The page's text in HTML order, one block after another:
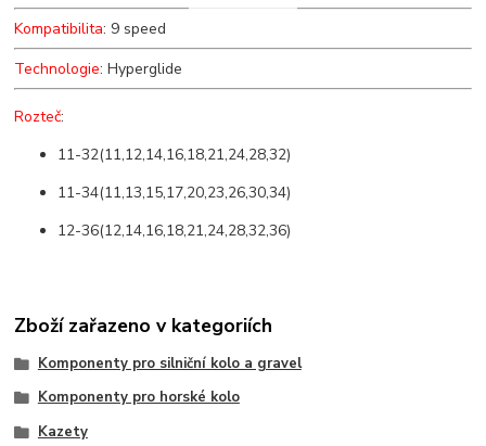
Kompatibilita: 9 speed
Technologie: Hyperglide
Rozteč:
11-32(11,12,14,16,18,21,24,28,32)
11-34(11,13,15,17,20,23,26,30,34)
12-36(12,14,16,18,21,24,28,32,36)
Zboží zařazeno v kategoriích
Komponenty pro silniční kolo a gravel
Komponenty pro horské kolo
Kazety